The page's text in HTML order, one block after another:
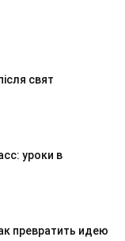
свят
уроки в
превратить идею